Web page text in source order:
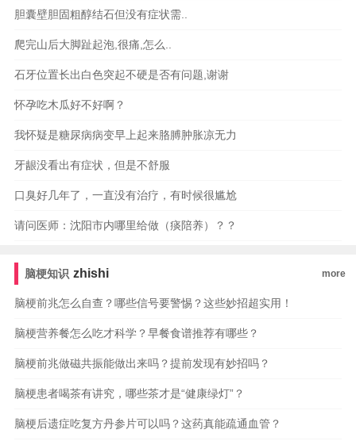
胆囊壁胆固粗醇结石但没有症状需..
爬完山后大脚趾起泡,很痛,怎么..
石牙位置长出白色突起不硬是否有问题,谢谢
怀孕吃木瓜好不好啊？
我怀疑是糖尿病病变早上起来胳膊肿胀凉无力
牙龈没看出有症状，但是不舒服
口臭好几年了，一直没有治疗，有时候很尴尬
请问医师：沈阳市内哪里给做（痰陪养）？？
脑梗知识 zhishi more
脑梗前兆怎么自查？哪些信号要警惕？这些妙招超实用！
脑梗营养餐怎么吃才科学？早餐食谱推荐有哪些？
脑梗前兆做磁共振能做出来吗？提前发现有妙招吗？
脑梗患者喝茶有讲究，哪些茶才是“健康绿灯”？
脑梗后遗症吃复方丹参片可以吗？这药真能疏通血管？